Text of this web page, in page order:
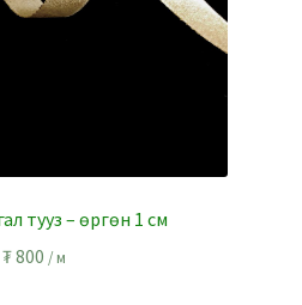
тууз – өргөн 1 см
₮800 / м